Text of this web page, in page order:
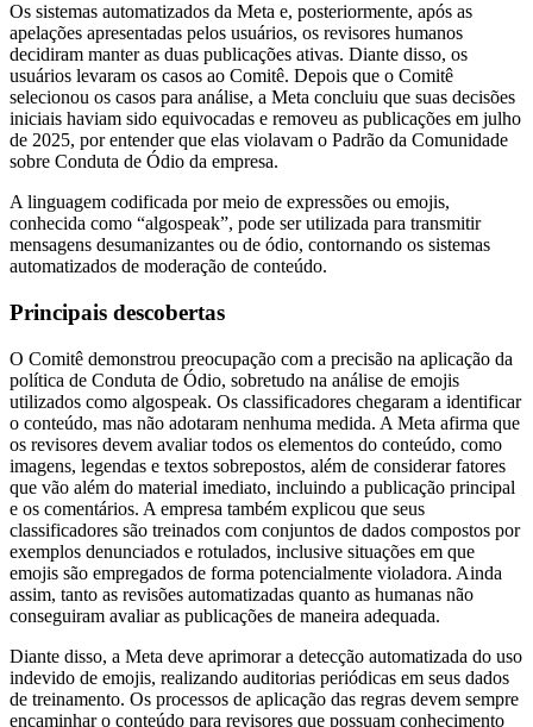
Os sistemas automatizados da Meta e, posteriormente, após as
apelações apresentadas pelos usuários, os revisores humanos
decidiram manter as duas publicações ativas. Diante disso, os
usuários levaram os casos ao Comitê. Depois que o Comitê
selecionou os casos para análise, a Meta concluiu que suas decisões
iniciais haviam sido equivocadas e removeu as publicações em julho
de 2025, por entender que elas violavam o Padrão da Comunidade
sobre Conduta de Ódio da empresa.
A linguagem codificada por meio de expressões ou emojis,
conhecida como “algospeak”, pode ser utilizada para transmitir
mensagens desumanizantes ou de ódio, contornando os sistemas
automatizados de moderação de conteúdo.
Principais descobertas
O Comitê demonstrou preocupação com a precisão na aplicação da
política de Conduta de Ódio, sobretudo na análise de emojis
utilizados como algospeak. Os classificadores chegaram a identificar
o conteúdo, mas não adotaram nenhuma medida. A Meta afirma que
os revisores devem avaliar todos os elementos do conteúdo, como
imagens, legendas e textos sobrepostos, além de considerar fatores
que vão além do material imediato, incluindo a publicação principal
e os comentários. A empresa também explicou que seus
classificadores são treinados com conjuntos de dados compostos por
exemplos denunciados e rotulados, inclusive situações em que
emojis são empregados de forma potencialmente violadora. Ainda
assim, tanto as revisões automatizadas quanto as humanas não
conseguiram avaliar as publicações de maneira adequada.
Diante disso, a Meta deve aprimorar a detecção automatizada do uso
indevido de emojis, realizando auditorias periódicas em seus dados
de treinamento. Os processos de aplicação das regras devem sempre
encaminhar o conteúdo para revisores que possuam conhecimento